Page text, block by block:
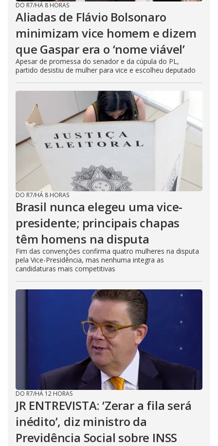
DO R7/HÁ 8 HORAS
Aliadas de Flávio Bolsonaro
minimizam vice homem e dizem
que Gaspar era o ‘nome viável’
Apesar de promessa do senador e da cúpula do PL,
partido desistiu de mulher para vice e escolheu deputado
DO R7/HÁ 8 HORAS
Brasil nunca elegeu uma vice-
presidente; principais chapas
têm homens na disputa
Fim das convenções confirma quatro mulheres na disputa
pela Vice-Presidência, mas nenhuma integra as
candidaturas mais competitivas
DO R7/HÁ 12 HORAS
JR ENTREVISTA: ‘Zerar a fila será
inédito’, diz ministro da
Previdência Social sobre INSS